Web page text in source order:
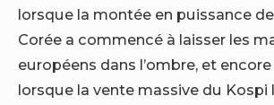
lorsque la montée en puissance
Corée a commencé à laisser les
européens dans l’ombre, et
lorsque la vente massive du Kospi